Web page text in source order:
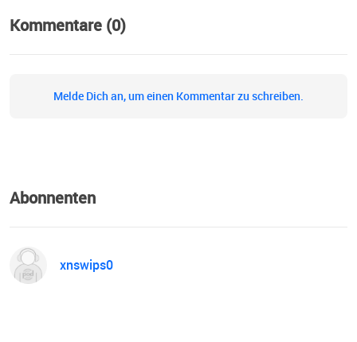
Kommentare (0)
Melde Dich an, um einen Kommentar zu schreiben.
Abonnenten
xnswips0